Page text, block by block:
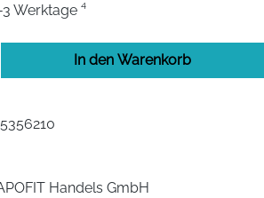
Werktage ⁴
Gib den gewünschten
In den Warenkorb
Handels GmbH